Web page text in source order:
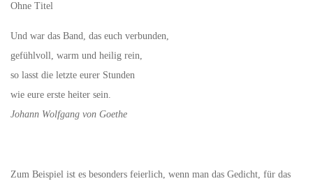
Ohne Titel
Und war das Band, das euch verbunden,
gefühlvoll, warm und heilig rein,
so lasst die letzte eurer Stunden
wie eure erste heiter sein.
Johann Wolfgang von Goethe
Zum Beispiel ist es besonders feierlich, wenn man das Gedicht, für das